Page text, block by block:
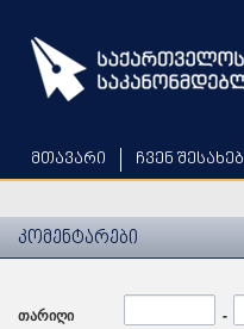
main
content
მთავარი ჩვენ შესახებ
კომენტარები
თარიღი -